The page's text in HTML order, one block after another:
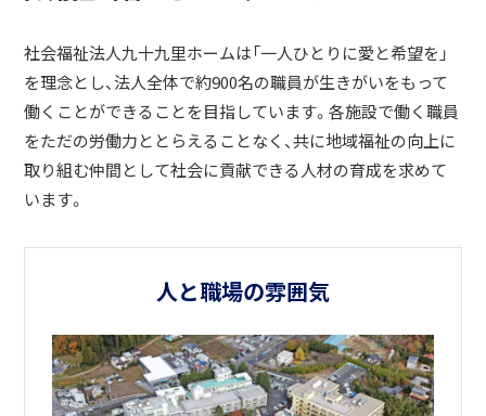
社会福祉法人九十九里ホームは「一人ひとりに愛と希望を」
を理念とし、法人全体で約900名の職員が生きがいをもって
働くことができることを目指しています。各施設で働く職員
をただの労働力ととらえることなく、共に地域福祉の向上に
取り組む仲間として社会に貢献できる人材の育成を求めて
います。
人と職場の雰囲気